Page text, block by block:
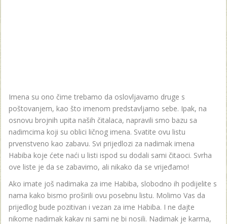
Imena su ono čime trebamo da oslovljavamo druge s
poštovanjem, kao što imenom predstavljamo sebe. Ipak, na
osnovu brojnih upita naših čitalaca, napravili smo bazu sa
nadimcima koji su oblici ličnog imena. Svatite ovu listu
prvenstveno kao zabavu. Svi prijedlozi za nadimak imena
Habiba koje ćete naći u listi ispod su dodali sami čitaoci. Svrha
ove liste je da se zabavimo, ali nikako da se vrijeđamo!
Ako imate još nadimaka za ime Habiba, slobodno ih podijelite s
nama kako bismo proširili ovu posebnu listu. Molimo Vas da
prijedlog bude pozitivan i vezan za ime Habiba. I ne dajte
nikome nadimak kakav ni sami ne bi nosili. Nadimak je karma,